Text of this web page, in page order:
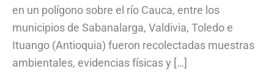
en un polígono sobre el río Cauca, entre los
municipios de Sabanalarga, Valdivia, Toledo e
Ituango (Antioquia) fueron recolectadas muestras
ambientales, evidencias físicas y […]